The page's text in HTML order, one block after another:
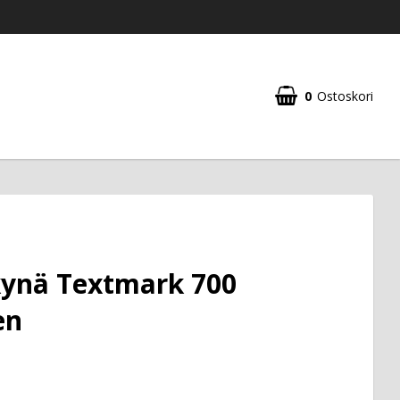
0 Ostoskori
Textmark 700